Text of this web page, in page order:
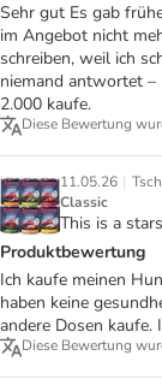
Sehr gut Es gab
im Angebot nicht
schreiben, weil ich
niemand antwortet
2.000 kaufe.
Diese Bewertung
11.05.26 |
Classic
This is a
Produktbewertung
Ich kaufe meinen
haben keine
andere Dosen kaufe.
Diese Bewertung